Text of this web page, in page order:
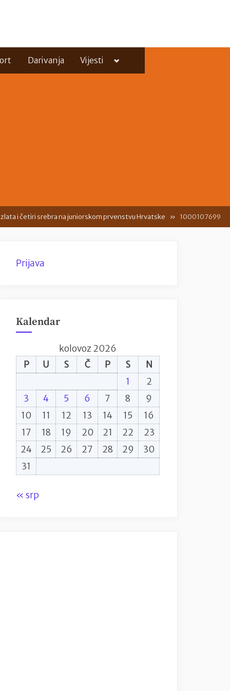
Darivanja Vijesti
Toggle
menu
zlata i četiri srebra na juniorskom prvenstvu Hrvatske 1000107699
Prijava
Kalendar
kolovoz 2026
P
U S Č P S
N
1
2
3
4 5 6 7 8
9
10
11 12 13 14 15
16
17
18 19 20 21 22
23
24
25 26 27 28 29
30
31
« srp